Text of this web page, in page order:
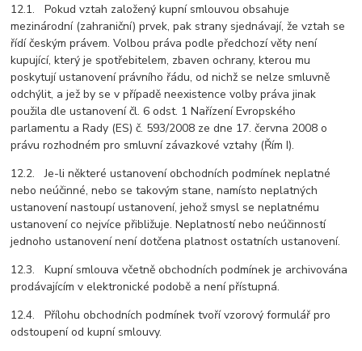
12.1. Pokud vztah založený kupní smlouvou obsahuje
mezinárodní (zahraniční) prvek, pak strany sjednávají, že vztah se
řídí českým právem. Volbou práva podle předchozí věty není
kupující, který je spotřebitelem, zbaven ochrany, kterou mu
poskytují ustanovení právního řádu, od nichž se nelze smluvně
odchýlit, a jež by se v případě neexistence volby práva jinak
použila dle ustanovení čl. 6 odst. 1 Nařízení Evropského
parlamentu a Rady (ES) č. 593/2008 ze dne 17. června 2008 o
právu rozhodném pro smluvní závazkové vztahy (Řím I).
12.2. Je-li některé ustanovení obchodních podmínek neplatné
nebo neúčinné, nebo se takovým stane, namísto neplatných
ustanovení nastoupí ustanovení, jehož smysl se neplatnému
ustanovení co nejvíce přibližuje. Neplatností nebo neúčinností
jednoho ustanovení není dotčena platnost ostatních ustanovení.
12.3. Kupní smlouva včetně obchodních podmínek je archivována
prodávajícím v elektronické podobě a není přístupná.
12.4. Přílohu obchodních podmínek tvoří vzorový formulář pro
odstoupení od kupní smlouvy.